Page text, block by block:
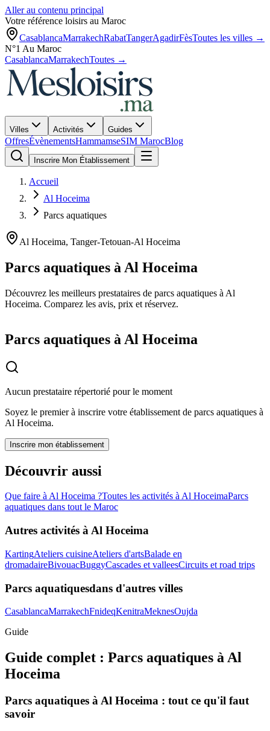
Aller au contenu principal
Votre référence loisirs au Maroc
CasablancaMarrakechRabatTangerAgadirFèsToutes les villes →
N°1 Au Maroc
CasablancaMarrakechToutes →
Villes Activités Guides
OffresÉvènementsHammamseSIM MarocBlog
Inscrire Mon Établissement
Accueil
Al Hoceima
Parcs aquatiques
Al Hoceima, Tanger-Tetouan-Al Hoceima
Parcs aquatiques à Al Hoceima
Découvrez les meilleurs prestataires de parcs aquatiques à Al
Hoceima. Comparez les avis, prix et réservez.
Parcs aquatiques à Al Hoceima
Aucun prestataire répertorié pour le moment
Soyez le premier à inscrire votre établissement de parcs aquatiques à
Al Hoceima.
Inscrire mon établissement
Découvrir aussi
Que faire àAl Hoceima ?Toutes les activités àAl HoceimaParcs
aquatiques dans tout le Maroc
Autres activités à Al Hoceima
KartingAteliers cuisineAteliers d'artsBalade en
dromadaireBivouacBuggyCascades et valleesCircuits et road trips
Parcs aquatiquesdans d'autres villes
CasablancaMarrakechFnideqKenitraMeknesOujda
Guide
Guide complet : Parcs aquatiques àAl
Hoceima
Parcs aquatiques à Al Hoceima : tout ce qu'il faut
savoir